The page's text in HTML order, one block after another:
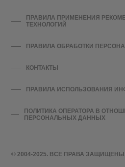
© 2004-2025. ВСЕ ПРАВА
ПРАВИЛА ПРИМЕНЕНИЯ
ТЕХНОЛОГИЙ
ПРАВИЛА ОБРАБОТКИ
КОНТАКТЫ
ПРАВИЛА ИСПОЛЬЗОВАНИЯ
ПОЛИТИКА ОПЕРАТОРА В
ПЕРСОНАЛЬНЫХ ДАННЫХ